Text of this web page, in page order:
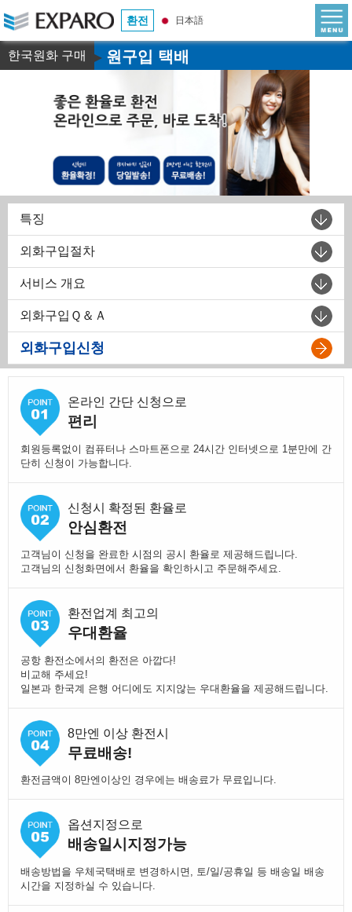
환전 日本語
한국원화 구매 ▶원구입 택배
특징
외화구입절차
서비스 개요
외화구입Ｑ＆Ａ
외화구입신청
온라인 간단 신청으로
편리
회원등록없이 컴퓨터나 스마트폰으로 24시간 인터넷으로 1분만에 간
단히 신청이 가능합니다.
신청시 확정된 환율로
안심환전
고객님이 신청을 완료한 시점의 공시 환율로 제공해드립니다.
고객님의 신청화면에서 환율을 확인하시고 주문해주세요.
환전업계 최고의
우대환율
공항 환전소에서의 환전은 아깝다!
비교해 주세요!
일본과 한국계 은행 어디에도 지지않는 우대환율을 제공해드립니다.
8만엔 이상 환전시
무료배송!
환전금액이 8만엔이상인 경우에는 배송료가 무료입니다.
옵션지정으로
배송일시지정가능
배송방법을 우체국택배로 변경하시면, 토/일/공휴일 등 배송일 배송
시간을 지정하실 수 있습니다.